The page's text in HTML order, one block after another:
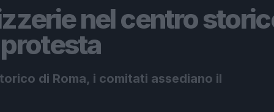
nel centro
di Roma, i comitati assediano il